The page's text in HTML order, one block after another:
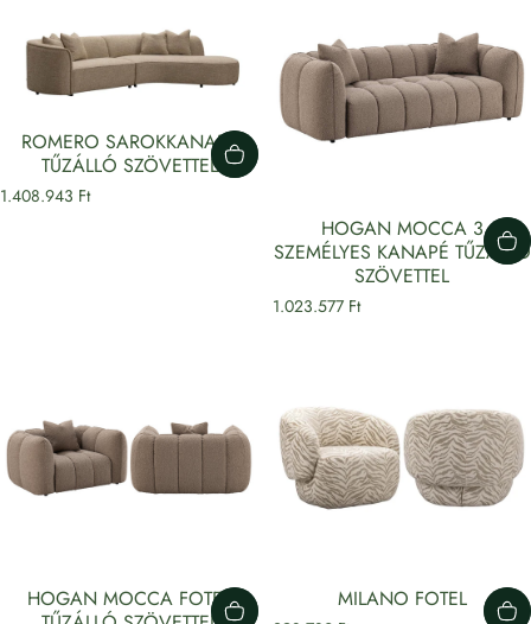
ROMERO SAROKKANAPÉ
TŰZÁLLÓ SZÖVETTEL
1.408.943 Ft
HOGAN MOCCA 3
SZEMÉLYES KANAPÉ TŰZÁLLÓ
SZÖVETTEL
1.023.577 Ft
HOGAN MOCCA FOTEL
MILANO FOTEL